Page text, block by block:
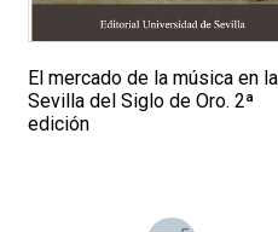
El mercado de la música en la
Sevilla del Siglo de Oro. 2ª
edición